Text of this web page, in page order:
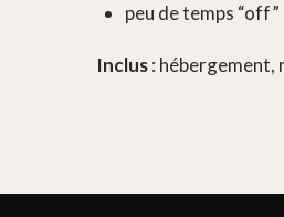
peu de temps “off”
Inclus: hébergement,